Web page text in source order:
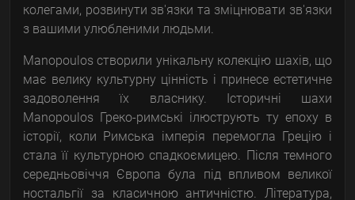
колегами, розвинути зв'язки та зміцнювати зв'язки
з вашими улюбленими людьми.
Manopoulos створили унікальну колекцію шахів, що
має велику культурну цінність і принесе естетичне
задоволення їх власнику. Історичні шахи
Manopoulos Греко-римські ілюструють ту епоху в
історії, коли Римська імперія перемогла Грецію і
стала її культурною спадкоємицею. Після темного
середньовіччя Європа була під впливом великої
ностальгії за класичною античністю. Література,